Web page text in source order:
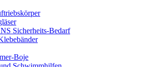
Sicherheits-Bedarf
Boje